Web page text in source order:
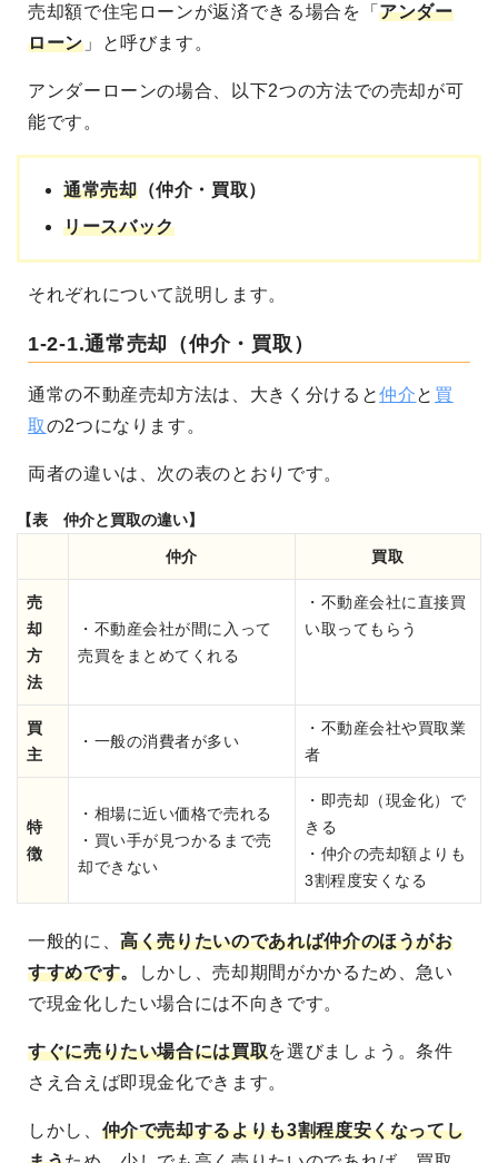
売却額で住宅ローンが返済できる場合を「アンダー
ローン」と呼びます。
アンダーローンの場合、以下2つの方法での売却が可
能です。
通常売却（仲介・買取）
リースバック
それぞれについて説明します。
1-2-1.通常売却（仲介・買取）
通常の不動産売却方法は、大きく分けると仲介と 買
取の2つになります。
両者の違いは、次の表のとおりです。
【表 仲介と買取の違い】
仲介 買取
売
却
方
法
・不動産会社が間に入って
売買をまとめてくれる
・不動産会社に直接買
い取ってもらう
買
主
・一般の消費者が多い
・不動産会社や買取業
者
特
徴
・相場に近い価格で売れる
・買い手が見つかるまで売
却できない
・即売却（現金化）で
きる
・仲介の売却額よりも
3割程度安くなる
一般的に、高く売りたいのであれば仲介のほうがお
すすめです。
しかし、売却期間がかかるため、急い
で現金化したい場合には不向きです。
すぐに売りたい場合には買取を選びましょう。条件
さえ合えば即現金化できます。
しかし、 仲介で売却するよりも3割程度安くなってし